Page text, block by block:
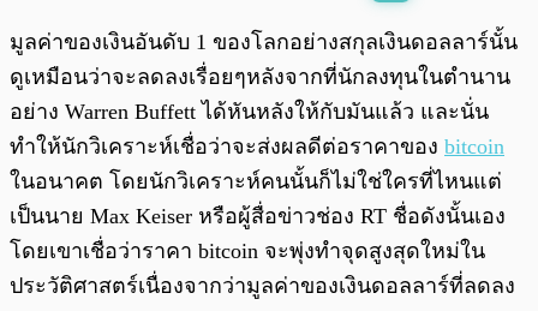
พร้อมเล่น 0:00
มูลค่าของเงินอันดับ 1 ของโลกอย่างสกุลเงินดอลลาร์นั้น
ดูเหมือนว่าจะลดลงเรื่อยๆหลังจากที่นักลงทุนในตำนาน
อย่าง Warren Buffett ได้หันหลังให้กับมันแล้ว และนั่น
ทำให้นักวิเคราะห์เชื่อว่าจะส่งผลดีต่อราคาของ bitcoin
ในอนาคต โดยนักวิเคราะห์คนนั้นก็ไม่ใช่ใครที่ไหนแต่
เป็นนาย Max Keiser หรือผู้สื่อข่าวช่อง RT ชื่อดังนั้นเอง
โดยเขาเชื่อว่าราคา bitcoin จะพุ่งทำจุดสูงสุดใหม่ใน
ประวัติศาสตร์เนื่องจากว่ามูลค่าของเงินดอลลาร์ที่ลดลง